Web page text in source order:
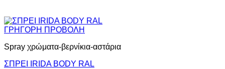
ΓΡΗΓΟΡΗ ΠΡΟΒΟΛΗ
Spray χρώματα-βερνίκια-αστάρια
ΣΠΡΕΙ ΙRIDA BODY RAL